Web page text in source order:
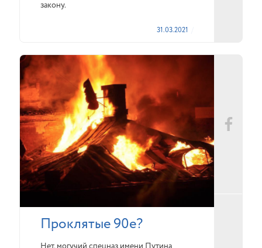
закону.
31.03.2021
Проклятые 90е?